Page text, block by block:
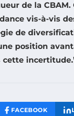
de la
vis-à-vis
de
position
cette
FACEBOOK